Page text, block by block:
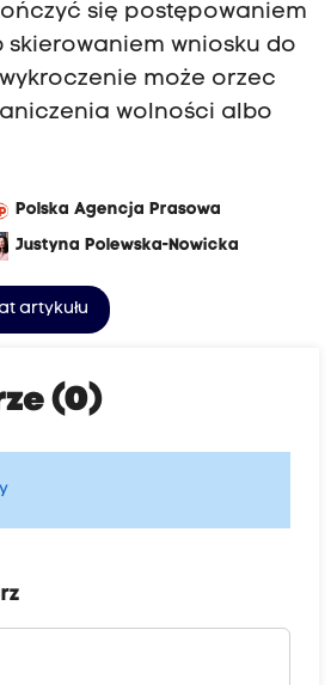
się postępowaniem
wniosku do
może orzec
wolności albo
Polska Agencja Prasowa
Justyna Polewska-Nowicka
artykułu
(0)